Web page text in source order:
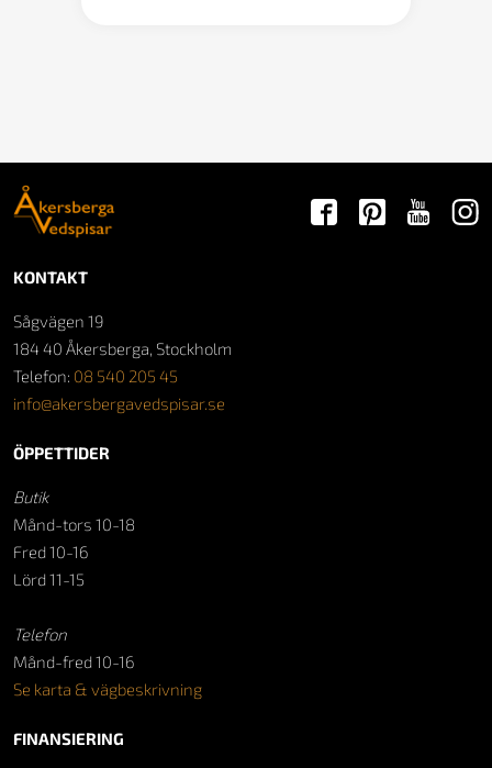
KONTAKT
Sågvägen 19
184 40 Åkersberga, Stockholm
Telefon: 08 540 205 45
info@akersbergavedspisar.se
ÖPPETTIDER
Butik
Månd-tors 10-18
Fred 10-16
Lörd 11-15
Telefon
Månd-fred 10-16
Se karta & vägbeskrivning
FINANSIERING